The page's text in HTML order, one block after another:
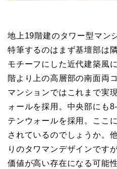
地上19階建のタワー型マン
特筆するのはまず基壇部は
モチーフにした近代建築風
階より上の高層部の南面両
マンションではこれまで実
ォールを採用。中央部にも
テンウォールを採用。ここ
されているのでしょうか。
りのタワマンデザインです
価値が高い存在になる可能